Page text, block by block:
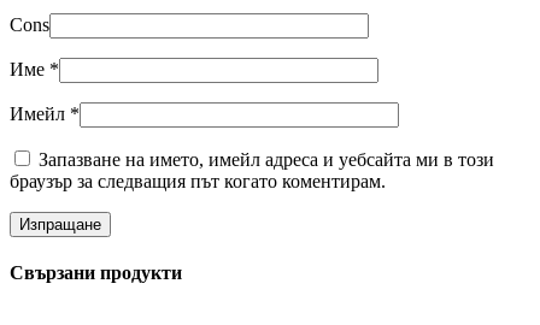
Cons
Име *
Имейл *
Запазване на името, имейл адреса и уебсайта ми в този
браузър за следващия път когато коментирам.
Свързани продукти